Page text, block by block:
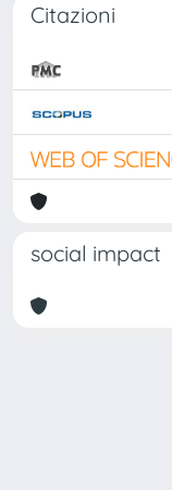
Citazioni
social impact